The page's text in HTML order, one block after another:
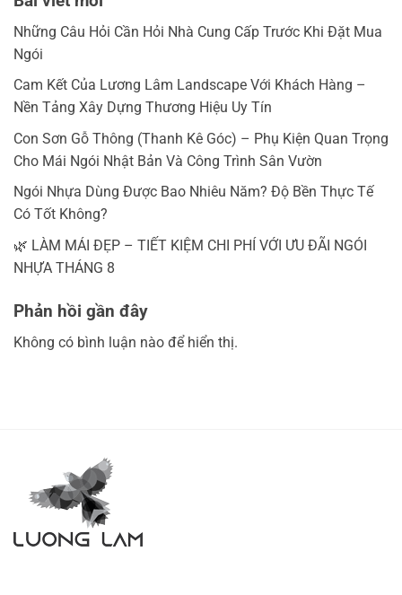
Những Câu Hỏi Cần Hỏi Nhà Cung Cấp Trước Khi Đặt Mua
Ngói
Cam Kết Của Lương Lâm Landscape Với Khách Hàng –
Nền Tảng Xây Dựng Thương Hiệu Uy Tín
Con Sơn Gỗ Thông (Thanh Kê Góc) – Phụ Kiện Quan Trọng
Cho Mái Ngói Nhật Bản Và Công Trình Sân Vườn
Ngói Nhựa Dùng Được Bao Nhiêu Năm? Độ Bền Thực Tế
Có Tốt Không?
🌿 LÀM MÁI ĐẸP – TIẾT KIỆM CHI PHÍ VỚI ƯU ĐÃI NGÓI
NHỰA THÁNG 8
Phản hồi gần đây
Không có bình luận nào để hiển thị.